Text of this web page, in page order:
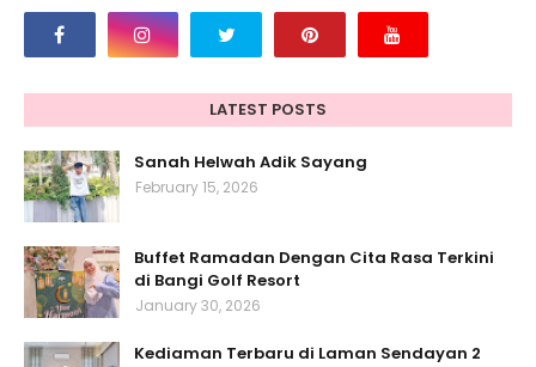
LATEST POSTS
Sanah Helwah Adik Sayang
February 15, 2026
Buffet Ramadan Dengan Cita Rasa Terkini
di Bangi Golf Resort
January 30, 2026
Kediaman Terbaru di Laman Sendayan 2